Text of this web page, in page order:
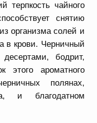
терпкость чайного
снятию
организма солей и
в крови. Черничный
бодрит,
этого ароматного
полянах,
и благодатном